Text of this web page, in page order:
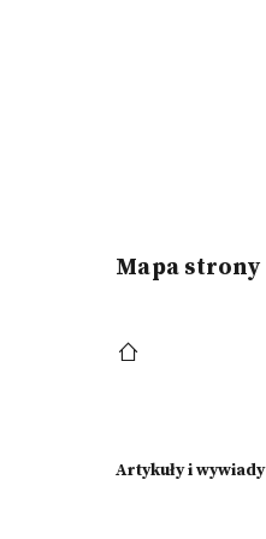
Mapa strony
Artykuły i wywiady